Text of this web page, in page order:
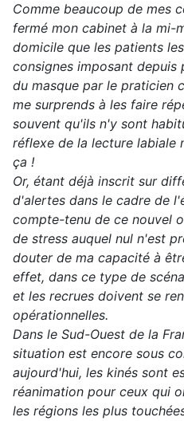
Comme beaucoup de mes
fermé mon cabinet à la mi-
domicile que les patients
consignes imposant depuis
du masque par le praticien
me surprends à les faire
souvent qu'ils n'y sont
réflexe de la lecture labiale
ça !
Or, étant déjà inscrit sur
d'alertes dans le cadre de
compte-tenu de ce nouvel
de stress auquel nul n'est
douter de ma capacité à
effet, dans ce type de
et les recrues doivent se
opérationnelles.
Dans le Sud-Ouest de la
situation est encore sous
aujourd'hui, les kinés sont
réanimation pour ceux qui
les régions les plus